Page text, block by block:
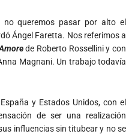
no queremos pasar por alto el
Ángel Faretta. Nos referimos a
de Roberto Rossellini y con
Magnani. Un trabajo todavía
y Estados Unidos, con el
de ser una realización
influencias sin titubear y no se